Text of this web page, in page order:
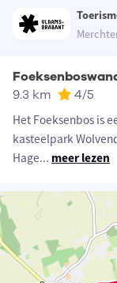
9.3 km 4/5
Het Foeksenbos is
kasteelpark
Hage... meer lezen